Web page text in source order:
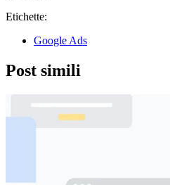
Etichette:
Google Ads
Post simili